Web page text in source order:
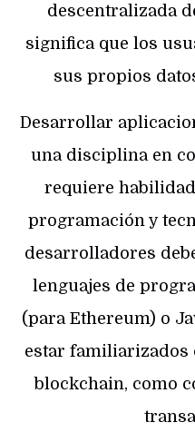
descentralizada
significa que los
sus propios
Desarrollar
una disciplina en
requiere
programación y
desarrolladores
lenguajes de
(para Ethereum) o
estar familiarizados
blockchain, como